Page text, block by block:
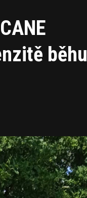
běhu